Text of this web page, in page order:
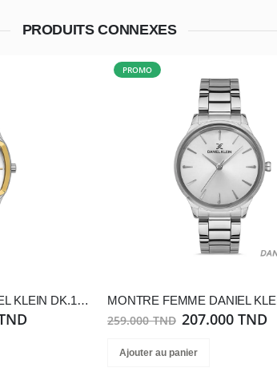
PRODUITS CONNEXES
MONTRE FEMME DANIEL KLEIN DK.1.13912-6
PROMO
259.000 TND 207.000 TND
Ajouter au panier